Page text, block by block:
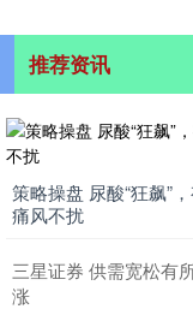
推荐资讯
策略操盘 尿酸“狂飙”
痛风不扰
三星证券 供需宽松有
涨